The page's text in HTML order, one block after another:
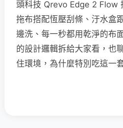
頭科技 Qrevo Edge 2 Flow
拖布搭配恆壓刮條、汙水盒
邊洗、每一秒都用乾淨的布
的設計邏輯拆給大家看，也
住環境，為什麼特別吃這一